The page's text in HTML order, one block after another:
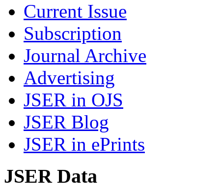
Current Issue
Subscription
Journal Archive
Advertising
JSER in OJS
JSER Blog
JSER in ePrints
JSER Data